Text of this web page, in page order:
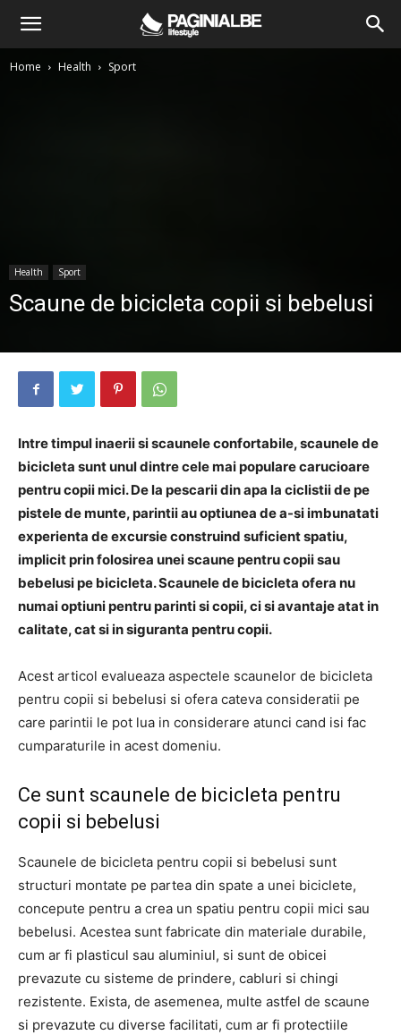
Home Health Sport
Health Sport
Scaune de bicicleta copii si bebelusi
Intre timpul inaerii si scaunele confortabile, scaunele de
bicicleta sunt unul dintre cele mai populare carucioare
pentru copii mici. De la pescarii din apa la ciclistii de pe
pistele de munte, parintii au optiunea de a-si imbunatati
experienta de excursie construind suficient spatiu,
implicit prin folosirea unei scaune pentru copii sau
bebelusi pe bicicleta. Scaunele de bicicleta ofera nu
numai optiuni pentru parinti si copii, ci si avantaje atat in
calitate, cat si in siguranta pentru copii.
Acest articol evalueaza aspectele scaunelor de bicicleta
pentru copii si bebelusi si ofera cateva consideratii pe
care parintii le pot lua in considerare atunci cand isi fac
cumparaturile in acest domeniu.
Ce sunt scaunele de bicicleta pentru
copii si bebelusi
Scaunele de bicicleta pentru copii si bebelusi sunt
structuri montate pe partea din spate a unei biciclete,
concepute pentru a crea un spatiu pentru copii mici sau
bebelusi. Acestea sunt fabricate din materiale durabile,
cum ar fi plasticul sau aluminiul, si sunt de obicei
prevazute cu sisteme de prindere, cabluri si chingi
rezistente. Exista, de asemenea, multe astfel de scaune
si prevazute cu diverse facilitati, cum ar fi protectiile